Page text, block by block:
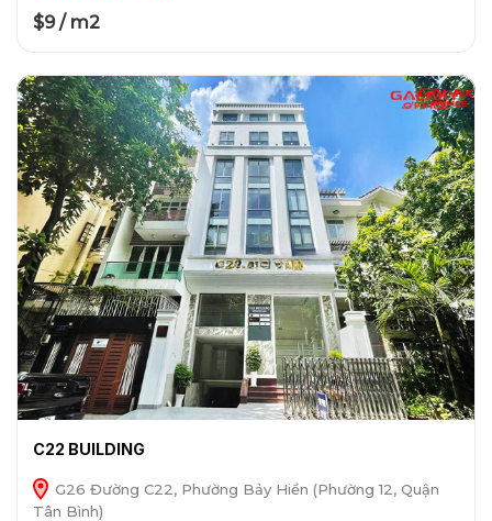
$9 / m2
C22 BUILDING
G26 Đường C22, Phường Bảy Hiền (Phường 12, Quận
Tân Bình)